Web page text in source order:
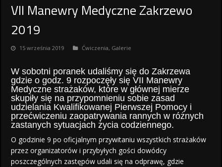
VII Manewry Medyczne Zakrzewo
2019
15 września 2019 Ćwiczenia, Galerie
W sobotni poranek udaliśmy się do Zakrzewa
gdzie o godz. 9 rozpoczęły się VII Manewry
Medyczne strażaków, które w głównej mierze
skupiły się na przypomnieniu sobie zasad
udzielania Kwalifikowanej Pierwszej Pomocy i
przećwiczeniu zaopatrywania rannych w różnych
zastanych sytuacjach życia codziennego.
O godzinie 9 po oficjalnym przywitaniu wszystkich strażaków
przez organizatorów i przybyłych gości dowódcy
poszczególnych zastępów udali się na odprawę, gdzie